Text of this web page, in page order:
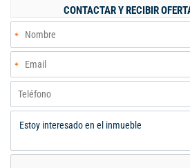
CONTACTAR Y RECIBIR